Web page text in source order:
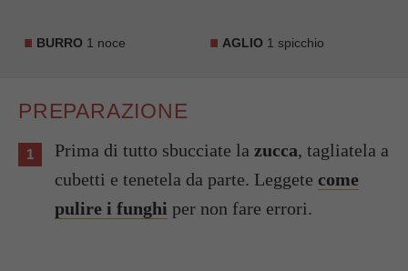
BURRO 1 noce AGLIO 1 spicchio
PREPARAZIONE
Prima di tutto sbucciate la zucca, tagliatela a
cubetti e tenetela da parte. Leggete come
pulire i funghi per non fare errori.